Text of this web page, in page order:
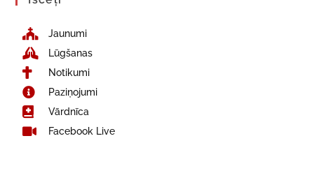
Jaunumi
Lūgšanas
Notikumi
Paziņojumi
Vārdnīca
Facebook Live